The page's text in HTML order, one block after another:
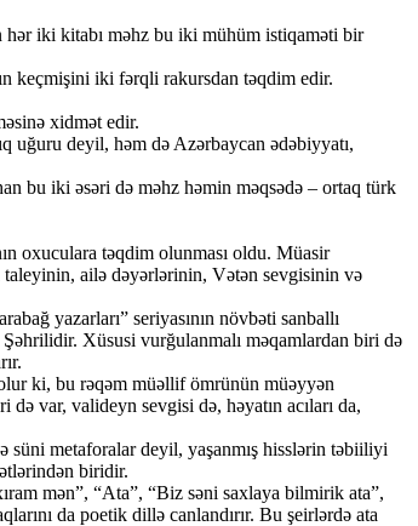
iki kitabı məhz bu iki mühüm istiqaməti bir
keçmişini iki fərqli rakursdan təqdim edir.
xidmət edir.
uğuru deyil, həm də Azərbaycan ədəbiyyatı,
bu iki əsəri də məhz həmin məqsədə – ortaq türk
oxuculara təqdim olunması oldu. Müasir
taleyinin, ailə dəyərlərinin, Vətən sevgisinin və
yazarları” seriyasının növbəti sanballı
Xüsusi vurğulanmalı məqamlardan biri də
ki, bu rəqəm müəllif ömrünün müəyyən
var, valideyn sevgisi də, həyatın acıları da,
metaforalar deyil, yaşanmış hisslərin təbiiliyi
biridir.
mən”, “Ata”, “Biz səni saxlaya bilmirik ata”,
da poetik dillə canlandırır. Bu şeirlərdə ata